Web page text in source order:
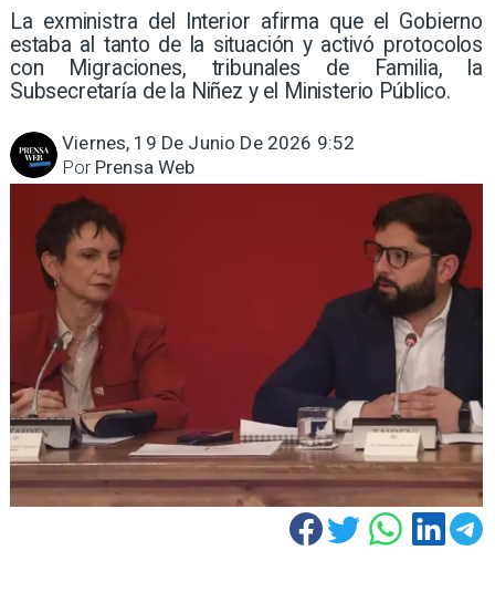
La exministra del Interior afirma que el Gobierno
estaba al tanto de la situación y activó protocolos
con Migraciones, tribunales de Familia, la
Subsecretaría de la Niñez y el Ministerio Público.
Viernes, 19 De Junio De 2026 9:52
Prensa Web
Por